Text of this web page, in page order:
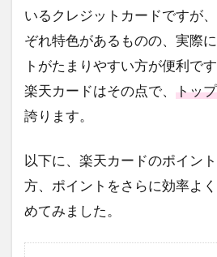
いるクレジットカードですが
ぞれ特色があるものの、実際
トがたまりやすい方が便利です
楽天カードはその点で、 トッ
誇ります。
以下に、楽天カードのポイン
方、ポイントをさらに効率よ
めてみました。